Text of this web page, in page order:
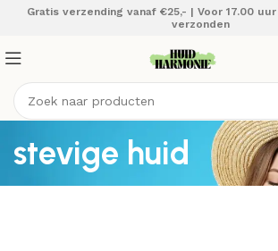
Gratis verzending vanaf €25,- | Voor 17.00
verzonden
stevige huid